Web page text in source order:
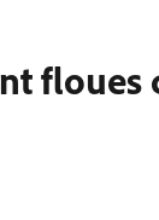
floues